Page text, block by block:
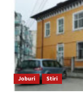
Joburi Stiri